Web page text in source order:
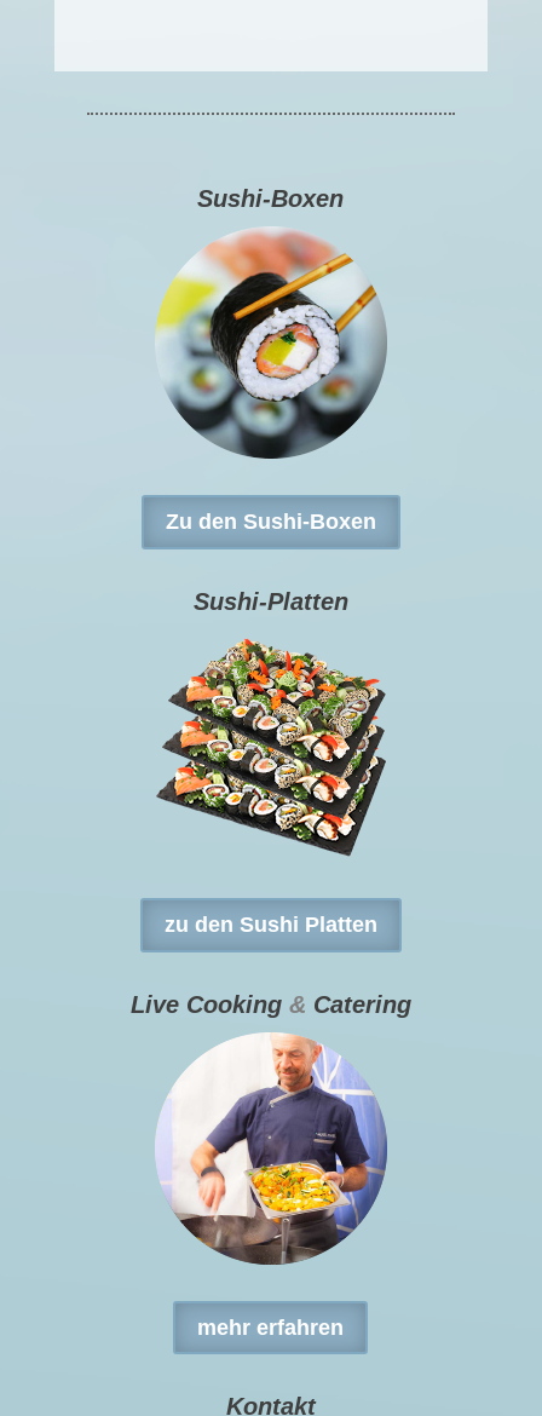
Sushi-Boxen
Zu den Sushi-Boxen
Sushi-Platten
zu den Sushi Platten
Live Cooking & Catering
mehr erfahren
Kontakt